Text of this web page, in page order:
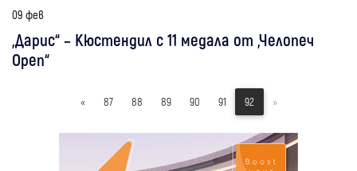
09 фев
„Дарис“ – Кюстендил с 11 медала от „Челопеч
Open“
« 87 88 89 90 91 92 »